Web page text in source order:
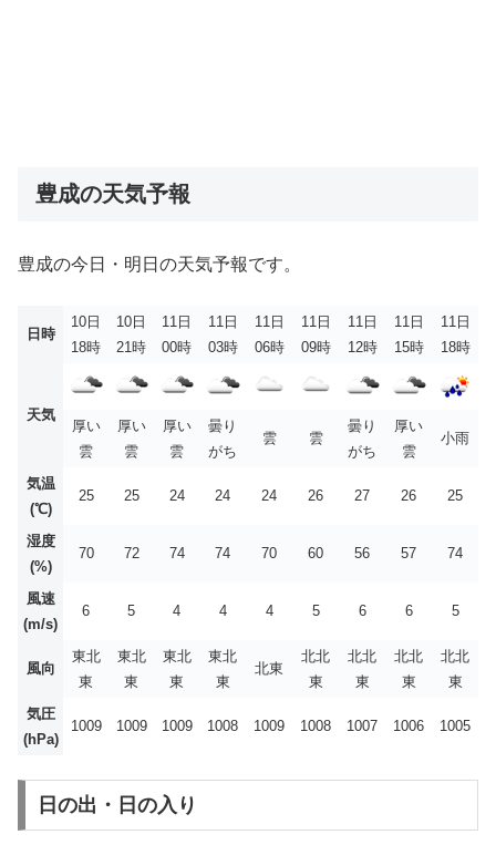
豊成の天気予報
豊成の今日・明日の天気予報です。
日時
10日
18時
10日
21時
11日
00時
11日
03時
11日
06時
11日
09時
11日
12時
11日
15時
11日
18時
天気
厚い
雲
厚い
雲
厚い
雲
曇り
がち
雲 雲
曇り
がち
厚い
雲
小雨
気温
(℃)
25 25 24 24 24 26 27 26 25
湿度
(%)
70 72 74 74 70 60 56 57 74
風速
(m/s)
6 5 4 4 4 5 6 6 5
風向
東北
東
東北
東
東北
東
東北
東
北東
北北
東
北北
東
北北
東
北北
東
気圧
(hPa)
1009 1009 1009 1008 1009 1008 1007 1006 1005
日の出・日の入り